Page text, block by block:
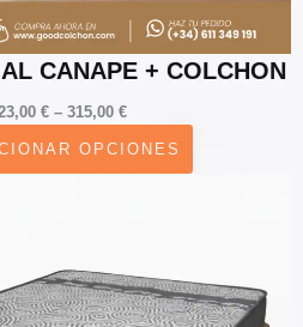
CANAPE + COLCHON
€ – 315,00 €Price
OPCIONES